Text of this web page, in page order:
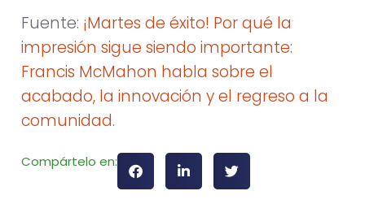
Fuente: ¡Martes de éxito! Por qué la
impresión sigue siendo importante:
Francis McMahon habla sobre el
acabado, la innovación y el regreso a la
comunidad.
Compártelo en: